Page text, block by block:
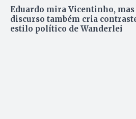
Eduardo mira Vicentinho, mas
discurso também cria
estilo político de Wanderlei